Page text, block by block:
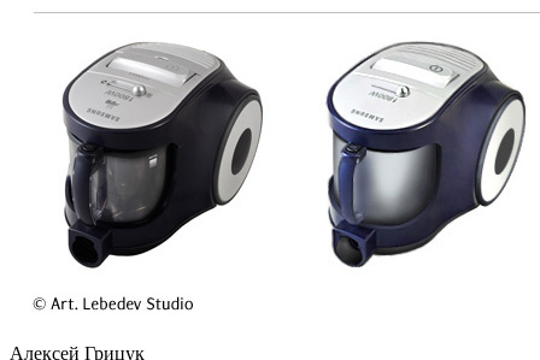
Алексей Грицук